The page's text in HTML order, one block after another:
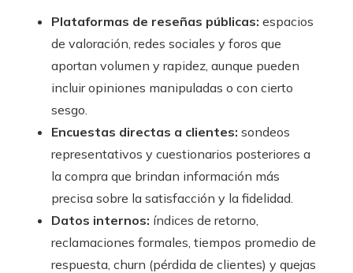
Plataformas de reseñas públicas: espacios
de valoración, redes sociales y foros que
aportan volumen y rapidez, aunque pueden
incluir opiniones manipuladas o con cierto
sesgo.
Encuestas directas a clientes: sondeos
representativos y cuestionarios posteriores a
la compra que brindan información más
precisa sobre la satisfacción y la fidelidad.
Datos internos: índices de retorno,
reclamaciones formales, tiempos promedio de
respuesta, churn (pérdida de clientes) y quejas